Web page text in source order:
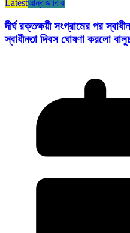
Latestআন্তর্জাতিক
দীর্ঘ রক্তক্ষয়ী সংগ্রামের পর
স্বাধীনতা দিবস ঘোষণা করলো